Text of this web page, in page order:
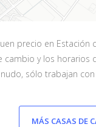
precio en
y los
sólo trabajan con
MÁS CASAS DE